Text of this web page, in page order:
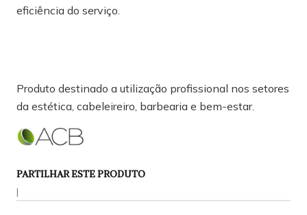
eficiência do serviço.
Produto destinado a utilização profissional nos setores
da estética, cabeleireiro, barbearia e bem-estar.
PARTILHAR ESTE PRODUTO
|